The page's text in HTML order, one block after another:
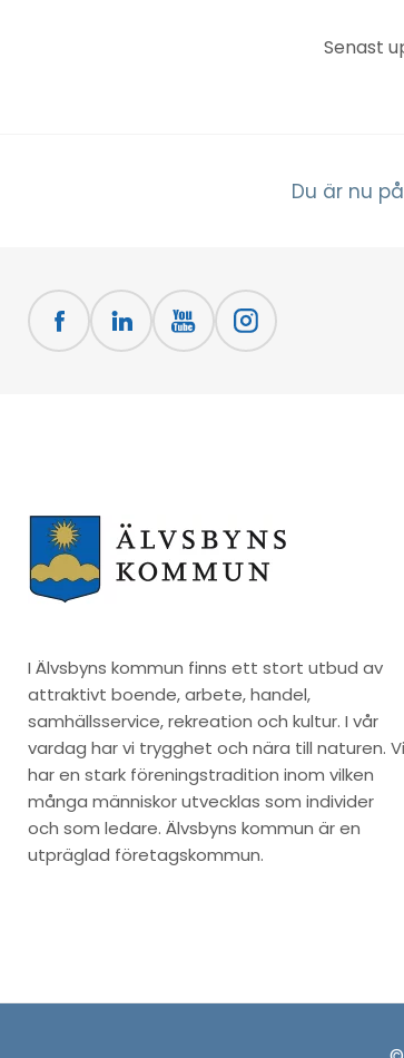
Senast
Du är nu
I Älvsbyns kommun finns ett stort utbud av
attraktivt boende, arbete, handel,
samhällsservice, rekreation och kultur. I vår
vardag har vi trygghet och nära till naturen. Vi
har en stark föreningstradition inom vilken
många människor utvecklas som individer
och som ledare. Älvsbyns kommun är en
utpräglad företagskommun.